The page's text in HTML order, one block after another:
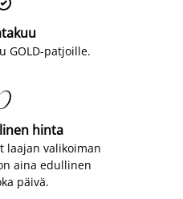
GOLD-patjoille.
hinta
laajan valikoiman
aina edullinen
päivä.